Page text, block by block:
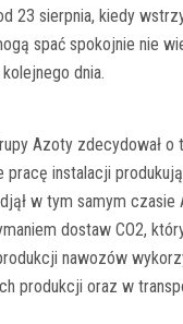
23 sierpnia, kiedy
spać spokojnie nie
dnia.
Azoty zdecydował o
instalacji
w tym samym czasie
dostaw CO2,
nawozów
produkcji oraz w